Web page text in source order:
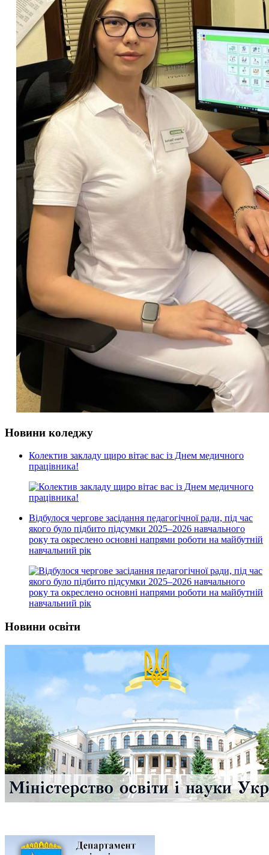
Новини коледжу
Колектив закладу щиро вітає вас із Днем медичного
працівника!
Відбулося чергове засідання педагогічної ради, під час
якого було підбито підсумки 2025–2026 навчального
року та окреслено основні напрями роботи на майбутній
навчальний рік
Новини освіти